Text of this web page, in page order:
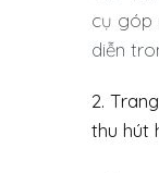
cụ góp
diễn
2.
thu hút